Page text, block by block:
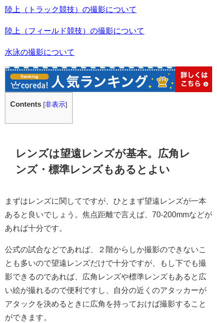
陸上（トラック競技）の撮影について
陸上（フィールド競技）の撮影について
水泳の撮影について
Contents [非表示]
レンズは望遠レンズが基本。広角レ
ンズ・標準レンズもあるとよい
まずはレンズに関してですが、ひとまず望遠レンズが一本
あると良いでしょう。焦点距離で言えば、70-200mmなどが
あれば十分です。
公式の試合などであれば、２階からしか撮影のできないこ
とも多いので望遠レンズだけで十分ですが、もし下でも撮
影できるのであれば、広角レンズや標準レンズもあると広
い絵が撮れるので便利ですし、自分の近くのアタッカーが
アタックを決めるときに広角を持っておけば撮影すること
ができます。